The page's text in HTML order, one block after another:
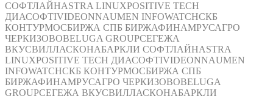
СОФТЛАЙНASTRA LINUXPOSITIVE TECH
ДИАСОФТIVIDEONNAUMEN INFOWATCHСКБ
КОНТУРМОСБИРЖА СПБ БИРЖАФИНАМРУСАГРО
ЧЕРКИЗОВОBELUGA GROUPСЕГЕЖА
ВКУСВИЛЛАСКОНАБАРКЛИ СОФТЛАЙНASTRA
LINUXPOSITIVE TECH ДИАСОФТIVIDEONNAUMEN
INFOWATCHСКБ КОНТУРМОСБИРЖА СПБ
БИРЖАФИНАМРУСАГРО ЧЕРКИЗОВОBELUGA
GROUPСЕГЕЖА ВКУСВИЛЛАСКОНАБАРКЛИ